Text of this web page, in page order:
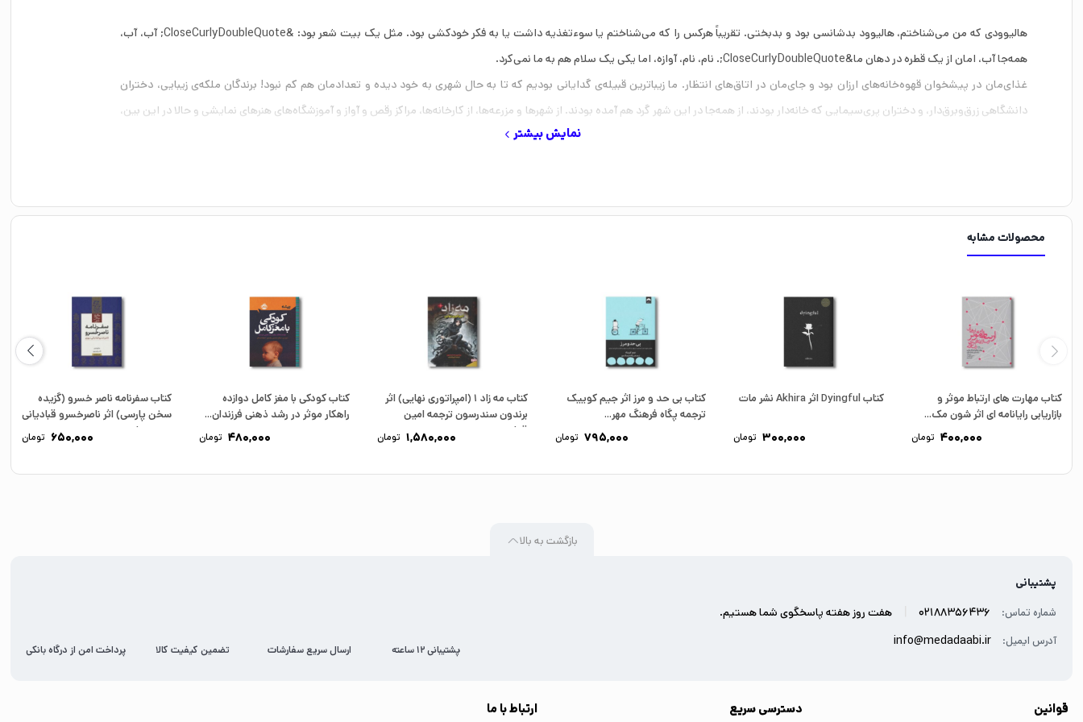
هالیوودی که من می‌شناختم، هالیوود بدشانسی بود و بدبختی. تقریباً هر‌کس را که می‌شناختم یا سوء‌تغذیه داشت یا به فکر خودکشی بود. مثل یک بیت شعر بود: &CloseCurlyDoubleQuote; آب، آب،
همه‌جا آب، امان از یک قطره در دهان ما&CloseCurlyDoubleQuote;. نام، نام، آوازه، اما یکی یک سلام هم به ما نمی‌کرد.
غذای‌مان در پیشخوان قهوه‌خانه‌های ارزان بود و جای‌مان در اتاق‌های انتظار. ما زیباترین قبیله‌ی گدایانی بودیم که تا به حال شهری به خود دیده و تعدادمان هم کم نبود! برندگان ملکه‌ی زیبایی، دختران
دانشگاهی زرق‌وبرق‌دار، و دختران پری‌سیمایی که خانه‌دار بودند، از همه‌جا در این شهر گرد هم آمده بودند. از شهر‌ها و مزرعه‌ها، از کارخانه‌ها، مراکز رقص و آواز و آموزشگاه‌های هنرهای نمایشی و حالا در این بین،
با همه‌ی آن‌ها ملاقات کردم. همه‌شان حقه‌باز و شکست‌خورده بودند. بعضی‌های‌شان شارلاتان و دروغگو بودند و اندازه‌ی خود شما به فیلم نزدیک بودند. بنابراین وقتی با آن‌ها می‌نشستی فقط باید به
دروغ‌دغل‌های‌شان گوش می‌کردی و هالیوود را از چشم آن‌ها می‌دیدی؛ یک فاحشه‌خانه‌ی شلوغ‌پلوغ، یک چرخ و فلک، و تخت‌خواب‌هایی برای یابوهایش.
نمایش بیشتر
محصولات مشابه
کتاب مهارت های ارتباط موثر و
بازاریابی رایانامه ای اثر شون مک...
400,000 تومان
کتاب Dyingful اثر Akhira نشر مات
300,000 تومان
کتاب بی حد و مرز اثر جیم کوییک
ترجمه پگاه فرهنگ مهر...
795,000 تومان
کتاب مه زاد 1 (امپراتوری نهایی) اثر
برندون سندرسون ترجمه امین
قربانی...
1,580,000 تومان
کتاب کودکی با مغز کامل دوازده
راهکار موثر در رشد ذهنی فرزندان...
480,000 تومان
کتاب سفرنامه ناصر خسرو (گزیده
سخن پارسی) اثر ناصرخسرو قبادیانی
مروزی نشر...
650,000 تومان
بازگشت به بالا
پشتیبانی
شماره تماس:
02188356436 هفت روز هفته پاسخگوی شما هستیم.
آدرس ایمیل: info@medadaabi.ir
پشتیبانی 12 ساعته ارسال سریع سفارشات تضمین کیفیت کالا پرداخت امن از درگاه بانکی
قوانین دسترسی سریع ارتباط با ما